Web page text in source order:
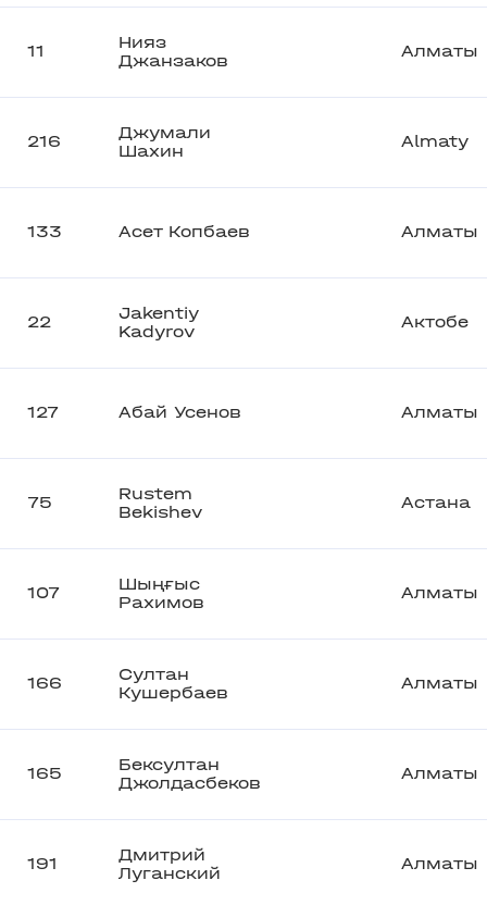
11
Нияз
Джанзаков
Алматы
216
Джумали
Шахин
Almaty
133 Асет Копбаев Алматы
22
Jakentiy
Kadyrov
Актобе
127 Абай Усенов Алматы
75
Rustem
Bekishev
Астана
107
Шыңғыс
Рахимов
Алматы
166
Султан
Кушербаев
Алматы
165
Бексултан
Джолдасбеков
Алматы
191
Дмитрий
Луганский
Алматы